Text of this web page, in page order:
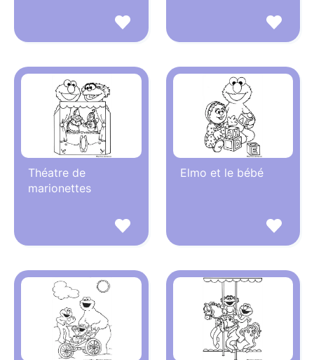
Théatre de
marionettes
Elmo et le bébé